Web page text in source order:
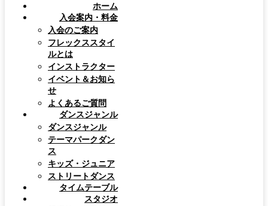
ホーム
入会案内・料金
入会のご案内
フレックススタイ
ルとは
インストラクター
イベント＆お知ら
せ
よくあるご質問
ダンスジャンル
ダンスジャンル
テーマパークダン
ス
キッズ・ジュニア
ストリートダンス
タイムテーブル
スタジオ